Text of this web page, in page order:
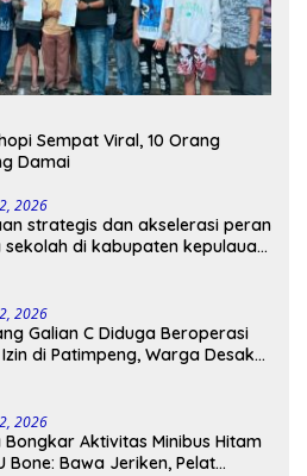
Sempat Viral, 10 Orang
Damai
2026
strategis dan akselerasi peran
sekolah di kabupaten kepulauan
2026
Galian C Diduga Beroperasi
di Patimpeng, Warga Desak
2026
Aktivitas Minibus Hitam
Bone: Bawa Jeriken, Pelat